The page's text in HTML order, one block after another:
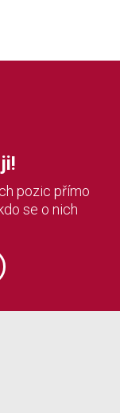
pozic přímo
se o nich